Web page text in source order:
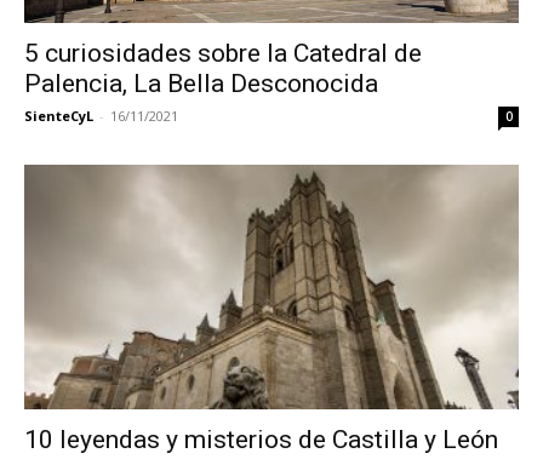
5 curiosidades sobre la Catedral de
Palencia, La Bella Desconocida
SienteCyL - 16/11/2021 0
10 leyendas y misterios de Castilla y León